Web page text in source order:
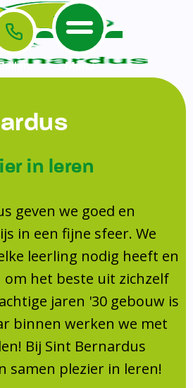
op school
en Gezin
opvang
(AC)
(MR)
Menu
in leren
geven we goed en
in een fijne sfeer. We
leerling nodig heeft en
het beste uit zichzelf
jaren '30 gebouw is
binnen werken we met
Bij Sint Bernardus
samen plezier in leren!